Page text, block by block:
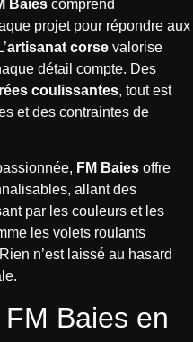
Baies comprend
projet pour répondre aux
artisanat corse valorise
détail compte. Des
coulissantes, tout est
et des contraintes de
FM Baies offre
allant des
par les couleurs et les
les volets roulants
n’est laissé au hasard
Baies en